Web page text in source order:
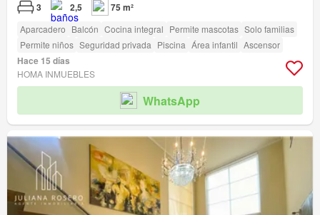
3 2,5 75 m²
Aparcadero Balcón Cocina integral Permite mascotas Solo familias
Permite niños Seguridad privada Piscina Área infantil Ascensor
Hace 15 días
HOMA INMUEBLES
WhatsApp